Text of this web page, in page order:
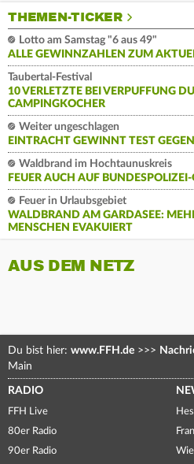
THEMEN-TICKER
Lotto am Samstag "6 aus 49"
ALLE GEWINNZAHLEN ZUM
Taubertal-Festival
10 VERLETZTE BEI VERPUFFUNG
CAMPINGKOCHER
Weiter ungeschlagen
EINTRACHT GEWINNT TEST
Waldbrand im Hochtaunuskreis
FEUER AUCH AUF
Feuer in Urlaubsgebiet
WALDBRAND AM GARDASEE:
MENSCHEN EVAKUIERT
AUS DEM NETZ
Du bist hier: www.FFH.de >>>
Main
RADIO
FFH Live
80er Radio
90er Radio